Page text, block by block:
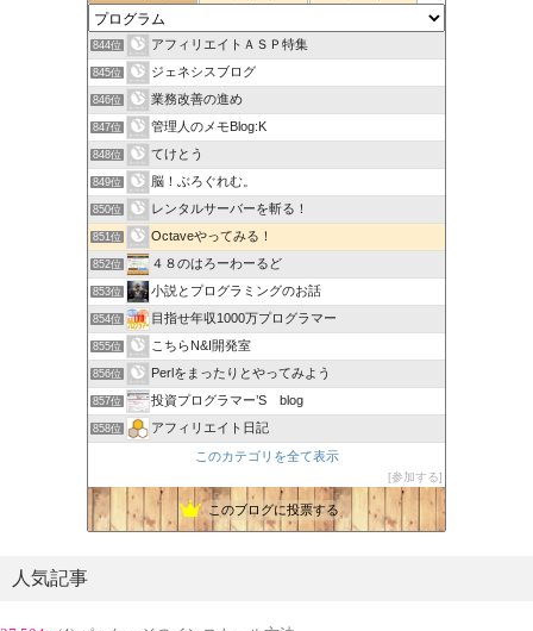
844位 アフィリエイトＡＳＰ特集
845位 ジェネシスブログ
846位 業務改善の進め
847位 管理人のメモBlog:K
848位 てけとう
849位 脳！ぶろぐれむ。
850位 レンタルサーバーを斬る！
851位 Octaveやってみる！
852位 ４８のはろーわーるど
853位 小説とプログラミングのお話
854位 目指せ年収1000万プログラマー
855位 こちらN&I開発室
856位 Perlをまったりとやってみよう
857位 投資プログラマー’S blog
858位 アフィリエイト日記
このカテゴリを全て表示
参加する
このブログに投票する
人気記事